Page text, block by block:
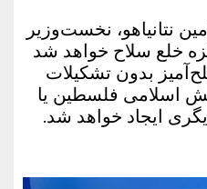
نتانیاهو، نخست‌وزیر
خلع سلاح خواهد شد
بدون تشکیلات
اسلامی فلسطین یا
ایجاد خواهد شد.